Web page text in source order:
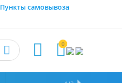
Пункты самовывоза
0


